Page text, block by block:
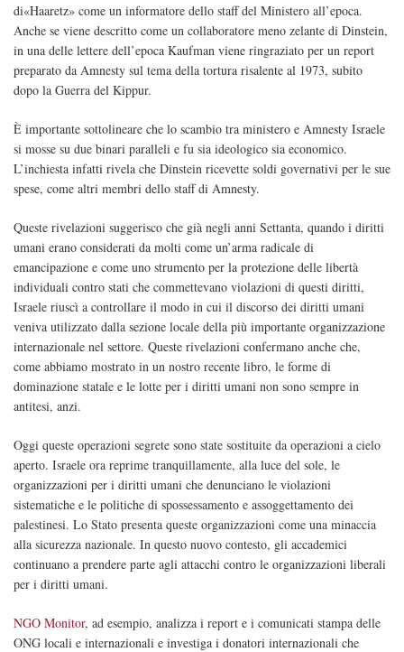
di«Haaretz» come un informatore dello staff del Ministero all’epoca.
Anche se viene descritto come un collaboratore meno zelante di Dinstein,
in una delle lettere dell’epoca Kaufman viene ringraziato per un report
preparato da Amnesty sul tema della tortura risalente al 1973, subito
dopo la Guerra del Kippur.
È importante sottolineare che lo scambio tra ministero e Amnesty Israele
si mosse su due binari paralleli e fu sia ideologico sia economico.
L’inchiesta infatti rivela che Dinstein ricevette soldi governativi per le sue
spese, come altri membri dello staff di Amnesty.
Queste rivelazioni suggerisco che già negli anni Settanta, quando i diritti
umani erano considerati da molti come un’arma radicale di
emancipazione e come uno strumento per la protezione delle libertà
individuali contro stati che commettevano violazioni di questi diritti,
Israele riuscì a controllare il modo in cui il discorso dei diritti umani
veniva utilizzato dalla sezione locale della più importante organizzazione
internazionale nel settore. Queste rivelazioni confermano anche che,
come abbiamo mostrato in un nostro recente libro, le forme di
dominazione statale e le lotte per i diritti umani non sono sempre in
antitesi, anzi.
Oggi queste operazioni segrete sono state sostituite da operazioni a cielo
aperto. Israele ora reprime tranquillamente, alla luce del sole, le
organizzazioni per i diritti umani che denunciano le violazioni
sistematiche e le politiche di spossessamento e assoggettamento dei
palestinesi. Lo Stato presenta queste organizzazioni come una minaccia
alla sicurezza nazionale. In questo nuovo contesto, gli accademici
continuano a prendere parte agli attacchi contro le organizzazioni liberali
per i diritti umani.
NGO Monitor, ad esempio, analizza i report e i comunicati stampa delle
ONG locali e internazionali e investiga i donatori internazionali che